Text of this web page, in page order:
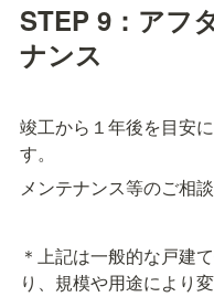
STEP 9：アフ
ナンス
竣工から１年後を目安
す。
メンテナンス等のご相
＊上記は一般的な戸建
り、規模や用途により変